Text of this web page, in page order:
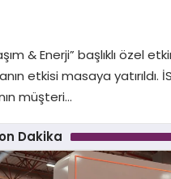
& Enerji” başlıklı özel
etkisi masaya yatırıldı.
müşteri…
Dakika